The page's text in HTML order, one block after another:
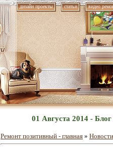
дизайн проекты статьи видео
01 Августа 2014 -
Ремонт позитивный - главная »